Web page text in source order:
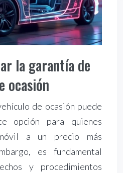
la garantía de
ocasión
de ocasión puede
opción para quienes
a un precio más
es fundamental
y procedimientos